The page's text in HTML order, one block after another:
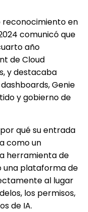
reconocimiento en
comunicó que
año
de Cloud
y destacaba
Genie
y gobierno de
qué su entrada
como un
herramienta de
una plataforma de
al lugar
los permisos,
de IA.